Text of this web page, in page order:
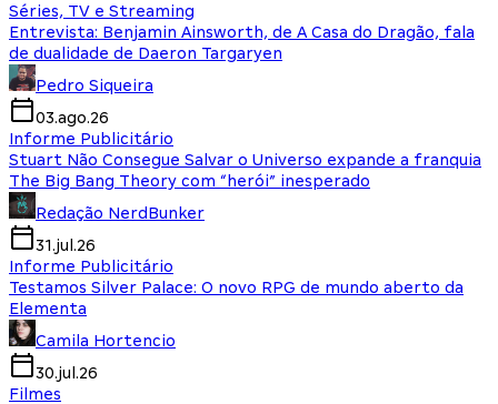
Séries, TV e Streaming
Entrevista: Benjamin Ainsworth, de A Casa do Dragão, fala
de dualidade de Daeron Targaryen
Pedro Siqueira
03.ago.26
Informe Publicitário
Stuart Não Consegue Salvar o Universo expande a franquia
The Big Bang Theory com “herói” inesperado
Redação NerdBunker
31.jul.26
Informe Publicitário
Testamos Silver Palace: O novo RPG de mundo aberto da
Elementa
Camila Hortencio
30.jul.26
Filmes